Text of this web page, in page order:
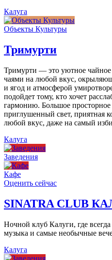
Калуга
Объекты Культуры
Тримурти
Тримурти — это уютное чайное
чаями на любой вкус,
и ягод и атмосферой
подойдет тому, кто хочет
гармонию. Большое
приглушенный свет, приятная
любой вкус, даже на самый
Калуга
Заведения
Кафе
Оценить сейчас
SINATRA CLUB
Ночной клуб Калуги, где
музыка и самые необычные
Калуга